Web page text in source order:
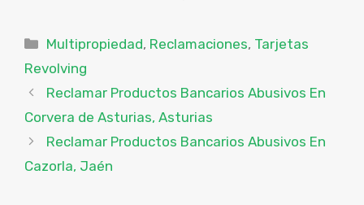
Categorías
Multipropiedad, Reclamaciones, Tarjetas
Revolving
Reclamar Productos Bancarios Abusivos En
Corvera de Asturias, Asturias
Reclamar Productos Bancarios Abusivos En
Cazorla, Jaén